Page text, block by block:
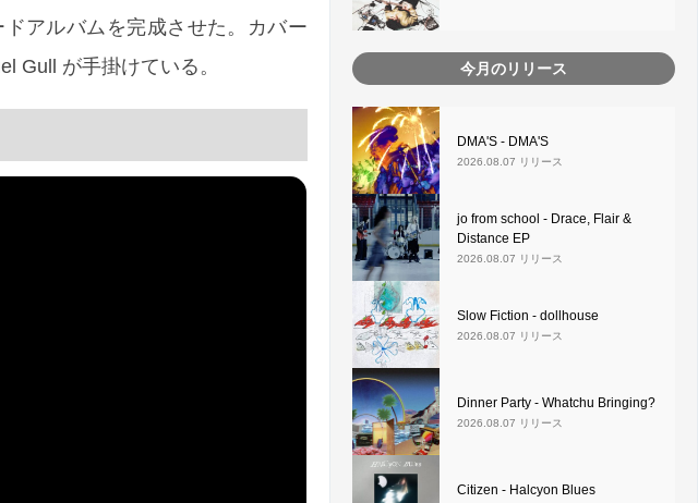
アルバムを完成させた。カバー
Gull が手掛けている。
今月のリリース
DMA'S - DMA'S
2026.08.07 リリース
jo from school - Drace, Flair &
Distance EP
2026.08.07 リリース
Slow Fiction - dollhouse
2026.08.07 リリース
Dinner Party - Whatchu Bringing?
2026.08.07 リリース
Citizen - Halcyon Blues